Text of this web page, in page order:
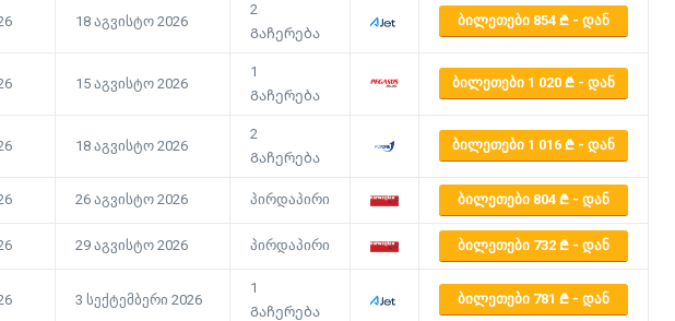
18 აგვისტო 2026
2
Გაჩერება
ᲑᲘᲚᲔᲗᲔᲑᲘ 854 - ᲓᲐᲜ
15 აგვისტო 2026
1
Გაჩერება
ᲑᲘᲚᲔᲗᲔᲑᲘ 1 020 - ᲓᲐᲜ
18 აგვისტო 2026
2
Გაჩერება
ᲑᲘᲚᲔᲗᲔᲑᲘ 1 016 - ᲓᲐᲜ
26 აგვისტო 2026 პირდაპირი ᲑᲘᲚᲔᲗᲔᲑᲘ 804 - ᲓᲐᲜ
29 აგვისტო 2026 პირდაპირი ᲑᲘᲚᲔᲗᲔᲑᲘ 732 - ᲓᲐᲜ
3 სექტემბერი 2026
1
Გაჩერება
ᲑᲘᲚᲔᲗᲔᲑᲘ 781 - ᲓᲐᲜ